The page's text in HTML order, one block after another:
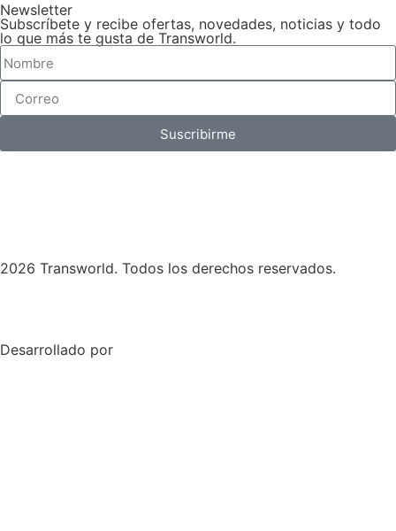
Newsletter
Subscríbete y recibe ofertas, novedades, noticias y todo
lo que más te gusta de Transworld.
Suscribirme
2026 Transworld. Todos los derechos reservados.
Desarrollado por